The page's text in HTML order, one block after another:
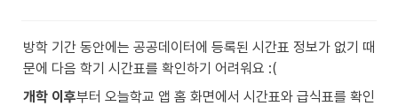
방학 기간 동안에는 공공데이터에 등록된 시간표 정보가 없기 때
문에 다음 학기 시간표를 확인하기 어려워요 :(
개학 이후부터 오늘학교 앱 홈 화면에서 시간표와 급식표를 확인